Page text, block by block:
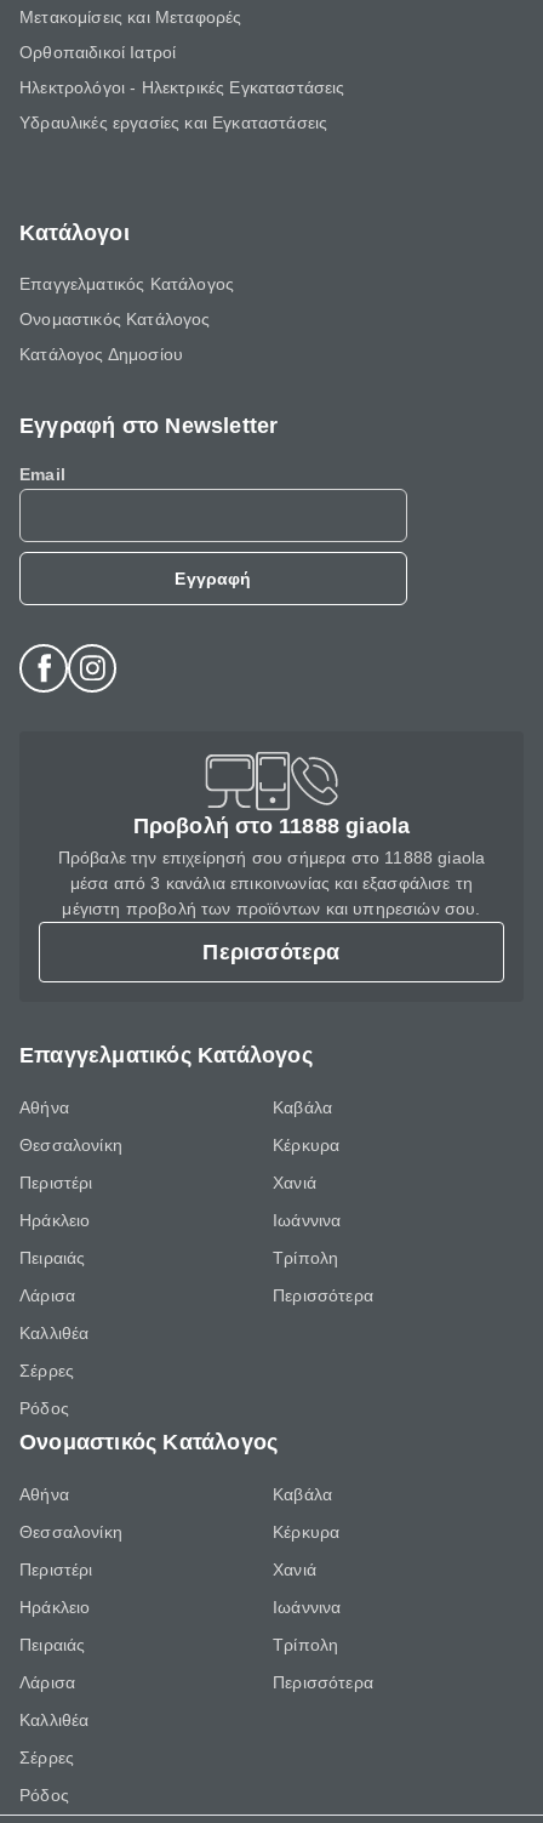
Μετακομίσεις και Μεταφορές
Ορθοπαιδικοί Ιατροί
Ηλεκτρολόγοι - Ηλεκτρικές Εγκαταστάσεις
Υδραυλικές εργασίες και Εγκαταστάσεις
Κατάλογοι
Επαγγελματικός Κατάλογος
Ονομαστικός Κατάλογος
Κατάλογος Δημοσίου
Εγγραφή στο Newsletter
Email
Εγγραφή
Προβολή στο 11888 giaola
Πρόβαλε την επιχείρησή σου σήμερα στο 11888 giaola
μέσα από 3 κανάλια επικοινωνίας και εξασφάλισε τη
μέγιστη προβολή των προϊόντων και υπηρεσιών σου.
Περισσότερα
Επαγγελματικός Κατάλογος
Αθήνα
Θεσσαλονίκη
Περιστέρι
Ηράκλειο
Πειραιάς
Λάρισα
Καλλιθέα
Σέρρες
Ρόδος
Καβάλα
Κέρκυρα
Χανιά
Ιωάννινα
Τρίπολη
Περισσότερα
Ονομαστικός Κατάλογος
Αθήνα
Θεσσαλονίκη
Περιστέρι
Ηράκλειο
Πειραιάς
Λάρισα
Καλλιθέα
Σέρρες
Ρόδος
Καβάλα
Κέρκυρα
Χανιά
Ιωάννινα
Τρίπολη
Περισσότερα